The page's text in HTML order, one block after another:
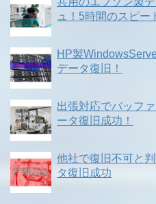
ュ！5時間のスピー
HP製
データ復旧！
出張対応でバッフ
ータ復旧成功！
他社で復旧不可と
タ復旧成功